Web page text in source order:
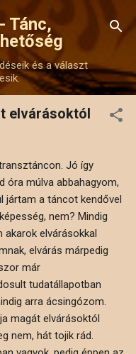
Tánc,
és a választ
elvárásoktól
Jó így
óra múlva abbahagyom,
jártam a táncot kendővel
nem? Mindig
akarok elvárásokkal
elvárás márpedig
már
tudatállapotban
arra ácsingózom.
magát elvárásoktól
nem, hát tojik rád.